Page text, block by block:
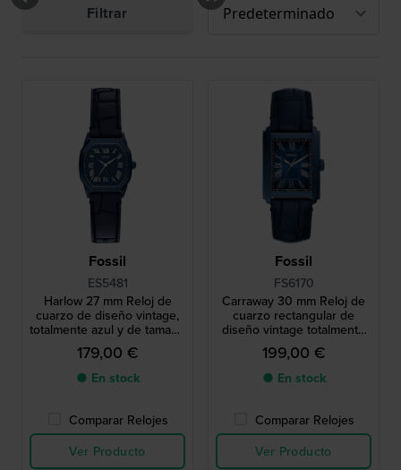
Filtrar
Fossil
ES5481
Harlow 27 mm Reloj de
cuarzo de diseño vintage,
totalmente azul y de tamaño
pequeño, con caja
octogonal
179,00 €
● En stock
Comparar Relojes
Ver Producto
Fossil
FS6170
Carraway 30 mm Reloj de
cuarzo rectangular de
diseño vintage totalmente
azul con índices romanos
199,00 €
● En stock
Comparar Relojes
Ver Producto